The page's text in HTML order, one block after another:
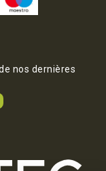
nos dernières